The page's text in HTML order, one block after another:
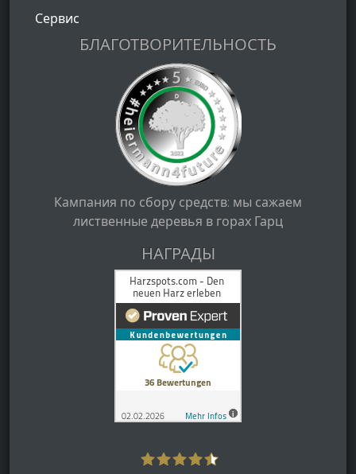
Сервис
БЛАГОТВОРИТЕЛЬНОСТЬ
Кампания по сбору средств: мы сажаем
лиственные деревья в горах Гарц
НАГРАДЫ